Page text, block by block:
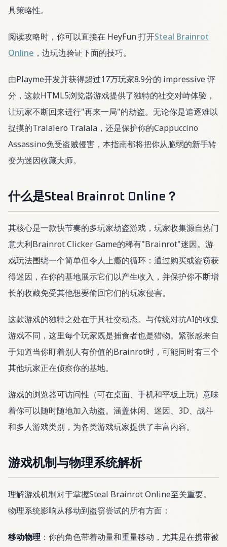
具策略性。
阅读攻略时，你可以直接在 HeyFun 打开Steal Brainrot
Online ，边玩边验证下面的技巧。
由Playme开发并获得超过17万玩家8.9分的 impressive 评
分，这款HTML5浏览器游戏提供了独特的社交对峙体验，
让玩家不断回来进行"再来一局"的劫盗。无论你是追逐难以
捉摸的Tralalero Tralala，还是保护你的Cappuccino
Assassino免受盗贼侵害，本指南都将把你从脆弱的新手转
变为迷因收藏大师。
什么是Steal Brainrot Online？
其核心是一款快节奏的多玩家劫盗游戏，玩家收集源自热门
意大利Brainrot Clicker Game的稀有"Brainrot"迷因。游
戏玩法围绕一个简单但令人上瘾的循环：通过购买或盗窃获
得迷因，在你的基地展示它们以产生收入，并保护你不断增
长的收藏免受其他想要偷回它们的玩家侵害。
这款游戏的独特之处在于其社交动态。与传统对抗AI的收集
游戏不同，这里每个玩家既是捕食者也是猎物。紧张感来自
于知道当你盯着别人有价值的Brainrot时，可能同时有三个
其他玩家正在侦察你的基地。
游戏的浏览器可访问性（可在桌面、手机和平板上玩）意味
着你可以随时随地加入劫盗。涵盖休闲、迷因、3D、战斗
和多人游戏类别，为各类游戏玩家提供了丰富内容。
游戏机制与物理系统解析
理解游戏机制对于掌握Steal Brainrot Online至关重要。
物理系统影响从移动到盗窃尝试的所有方面：
移动物理 ：你的角色带着动量和重量移动，尤其是在携带被